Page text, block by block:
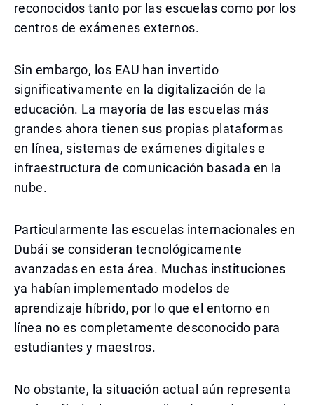
reconocidos tanto por las escuelas como por los
centros de exámenes externos.
Sin embargo, los EAU han invertido
significativamente en la digitalización de la
educación. La mayoría de las escuelas más
grandes ahora tienen sus propias plataformas
en línea, sistemas de exámenes digitales e
infraestructura de comunicación basada en la
nube.
Particularmente las escuelas internacionales en
Dubái se consideran tecnológicamente
avanzadas en esta área. Muchas instituciones
ya habían implementado modelos de
aprendizaje híbrido, por lo que el entorno en
línea no es completamente desconocido para
estudiantes y maestros.
No obstante, la situación actual aún representa